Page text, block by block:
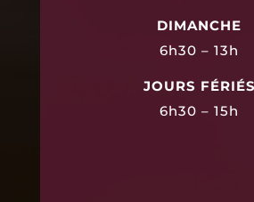
DIMANCHE
6h30 – 13h
JOURS FÉRIÉS
6h30 – 15h